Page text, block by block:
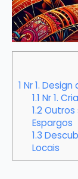
1 Nr 1.
1.1 Nr 1.
1.2 Outros
Espargos
1.3
Locais